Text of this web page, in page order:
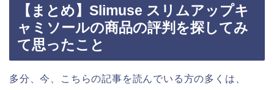
【まとめ】Slimuse スリムアップキ
ャミソールの商品の評判を探してみ
て思ったこと
多分、今、こちらの記事を読んでいる方の多くは、